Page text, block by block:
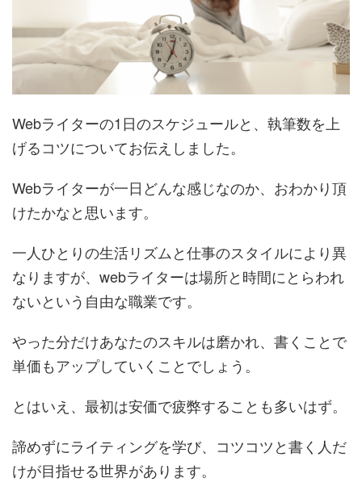
Webライターの1日のスケジュールと、執筆数を上
げるコツについてお伝えしました。
Webライターが一日どんな感じなのか、おわかり頂
けたかなと思います。
一人ひとりの生活リズムと仕事のスタイルにより異
なりますが、webライターは場所と時間にとらわれ
ないという自由な職業です。
やった分だけあなたのスキルは磨かれ、書くことで
単価もアップしていくことでしょう。
とはいえ、最初は安価で疲弊することも多いはず。
諦めずにライティングを学び、コツコツと書く人だ
けが目指せる世界があります。